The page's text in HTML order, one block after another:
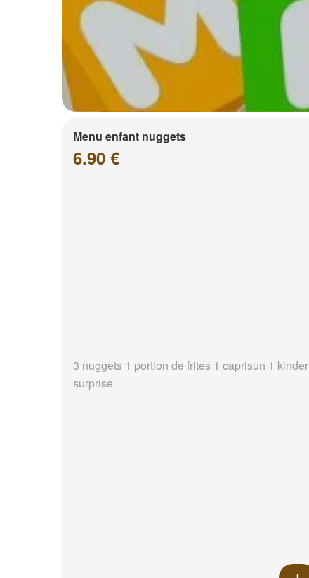
Menu enfant nuggets
6.90 €
3 nuggets 1 portion de frites 1 caprisun 1 kinder
surprise